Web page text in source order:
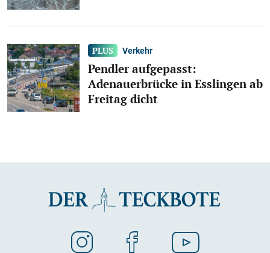
Verkehr
Pendler aufgepasst:
Adenauerbrücke in Esslingen ab
Freitag dicht